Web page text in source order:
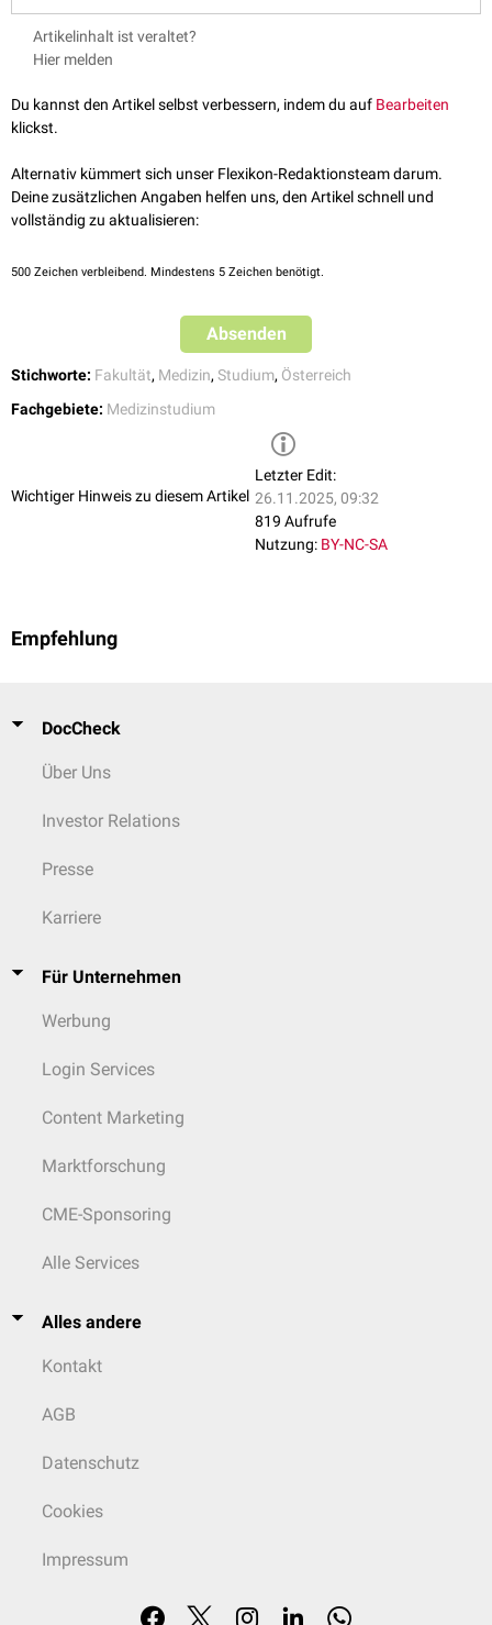
Artikelinhalt ist veraltet?
Hier melden
Du kannst den Artikel selbst verbessern, indem du auf Bearbeiten
klickst.
Alternativ kümmert sich unser Flexikon-Redaktionsteam darum.
Deine zusätzlichen Angaben helfen uns, den Artikel schnell und
vollständig zu aktualisieren:
500 Zeichen verbleibend. Mindestens 5 Zeichen benötigt.
Absenden
Stichworte: Fakultät, Medizin, Studium, Österreich
Fachgebiete: Medizinstudium
Wichtiger Hinweis zu diesem Artikel
Letzter Edit:
26.11.2025, 09:32
819 Aufrufe
Nutzung: BY-NC-SA
Empfehlung
DocCheck
Über Uns
Investor Relations
Presse
Karriere
Für Unternehmen
Werbung
Login Services
Content Marketing
Marktforschung
CME-Sponsoring
Alle Services
Alles andere
Kontakt
AGB
Datenschutz
Cookies
Impressum